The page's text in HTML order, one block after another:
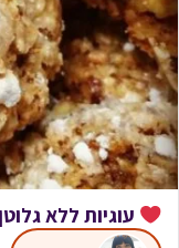
עוגיות ללא